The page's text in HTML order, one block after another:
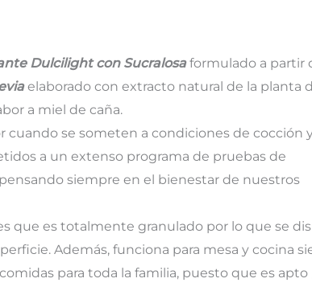
Dulcilight con Sucralosaformulado a partir
elaborado con extracto natural de la planta
a miel de caña.
se someten a condiciones de cocción
a un extenso programa de pruebas de
siempre en el bienestar de nuestros
que es totalmente granulado por lo que se
Además, funciona para mesa y cocina
para toda la familia, puesto que es apto